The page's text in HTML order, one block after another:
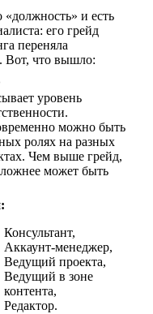
«должность» и есть
его грейд
переняла
Вот, что вышло:
уровень
можно быть
ролях на разных
Чем выше грейд,
может быть
Консультант,
Аккаунт-менеджер,
Ведущий проекта,
Ведущий в зоне
контента,
Редактор.